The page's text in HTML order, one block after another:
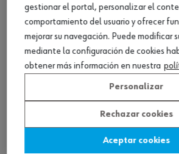
surt. llaves vaso 3/8 pulg., car. pr.
gestionar el portal, personalizar el
comportamiento del usuario y ofrecer
mejorar su navegación. Puede modificar
mediante la configuración de cookies
obtener más información en nuestra
Personalizar
Rechazar cookies
Aceptar cookies